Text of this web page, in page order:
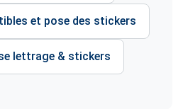
et pose des stickers
lettrage & stickers